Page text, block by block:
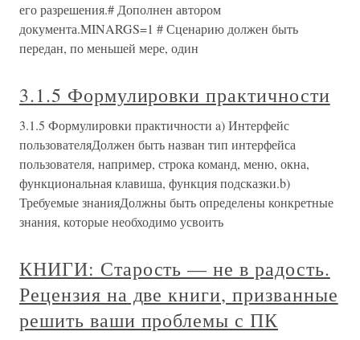
его разрешения.# Дополнен автором
документа.MINARGS=1 # Сценарию должен быть
передан, по меньшей мере, один
3.1.5 Формулировки практичности
3.1.5 Формулировки практичности a) Интерфейс
пользователяДолжен быть назван тип интерфейса
пользователя, например, строка команд, меню, окна,
функциональная клавиша, функция подсказки.b)
Требуемые знанияДолжны быть определены конкретные
знания, которые необходимо усвоить
КНИГИ: Старость — не в радость.
Рецензия на две книги, призванные
решить ваши проблемы с ПК